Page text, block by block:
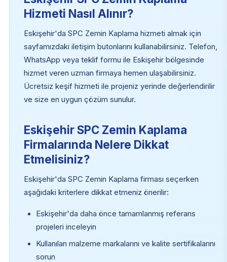
Hizmeti Nasıl Alınır?
Eskişehir'da SPC Zemin Kaplama hizmeti almak için
sayfamızdaki iletişim butonlarını kullanabilirsiniz. Telefon,
WhatsApp veya teklif formu ile Eskişehir bölgesinde
hizmet veren uzman firmaya hemen ulaşabilirsiniz.
Ücretsiz keşif hizmeti ile projeniz yerinde değerlendirilir
ve size en uygun çözüm sunulur.
Eskişehir SPC Zemin Kaplama
Firmalarında Nelere Dikkat
Etmelisiniz?
Eskişehir'da SPC Zemin Kaplama firması seçerken
aşağıdaki kriterlere dikkat etmeniz önerilir:
Eskişehir'da daha önce tamamlanmış referans
projeleri inceleyin
Kullanılan malzeme markalarını ve kalite sertifikalarını
sorun